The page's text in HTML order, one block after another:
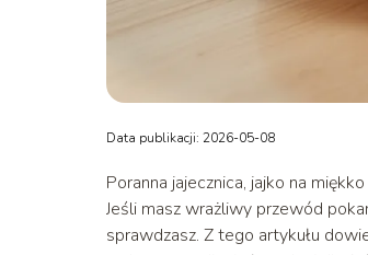
Data publikacji: 2026-05-08
Poranna jajecznica, jajko na
Jeśli masz wrażliwy przewód
sprawdzasz. Z tego artykułu